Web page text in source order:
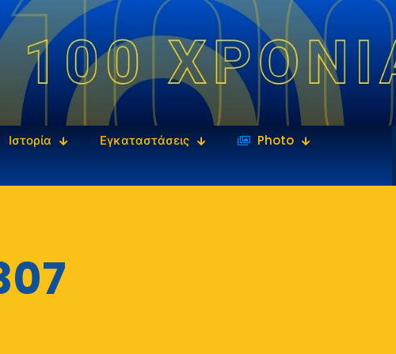
Ιστορία Εγκαταστάσεις
‎‏‏‎ ‎Photo